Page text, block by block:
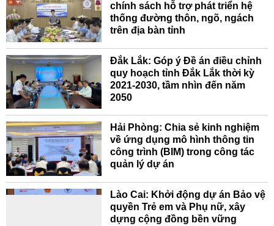
chính sách hỗ trợ phát triển hệ
thống đường thôn, ngõ, ngách
trên địa bàn tỉnh
Đắk Lắk: Góp ý Đề án điều chỉnh
quy hoạch tỉnh Đắk Lắk thời kỳ
2021-2030, tầm nhìn đến năm
2050
Hải Phòng: Chia sẻ kinh nghiệm
về ứng dụng mô hình thông tin
công trình (BIM) trong công tác
quản lý dự án
Lào Cai: Khởi động dự án Bảo vệ
quyền Trẻ em và Phụ nữ, xây
dựng cộng đồng bền vững